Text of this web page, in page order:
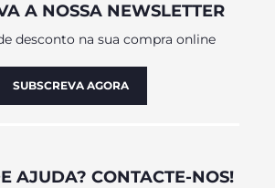
A NOSSA NEWSLETTER
desconto na sua compra online
SUBSCREVA AGORA
AJUDA? CONTACTE-NOS!